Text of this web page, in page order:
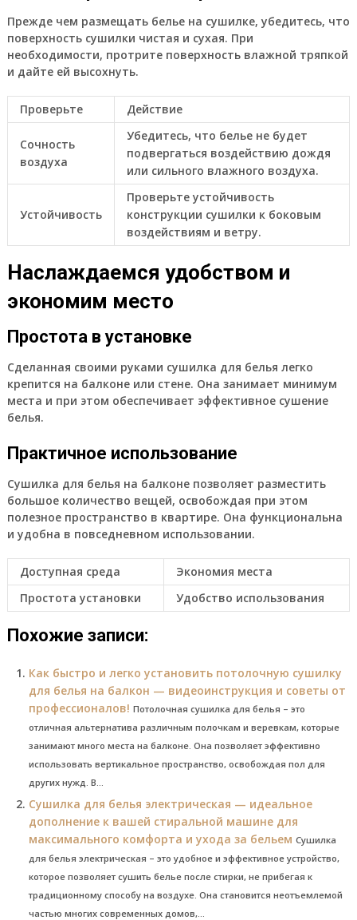
Прежде чем размещать белье на сушилке, убедитесь, что
поверхность сушилки чистая и сухая. При
необходимости, протрите поверхность влажной тряпкой
и дайте ей высохнуть.
Проверьте Действие
Сочность
воздуха
Убедитесь, что белье не будет
подвергаться воздействию дождя
или сильного влажного воздуха.
Устойчивость
Проверьте устойчивость
конструкции сушилки к боковым
воздействиям и ветру.
Наслаждаемся удобством и
экономим место
Простота в установке
Сделанная своими руками сушилка для белья легко
крепится на балконе или стене. Она занимает минимум
места и при этом обеспечивает эффективное сушение
белья.
Практичное использование
Сушилка для белья на балконе позволяет разместить
большое количество вещей, освобождая при этом
полезное пространство в квартире. Она функциональна
и удобна в повседневном использовании.
Доступная среда
Экономия места
Простота установки
Удобство использования
Похожие записи:
Как быстро и легко установить потолочную сушилку
для белья на балкон — видеоинструкция и советы от
профессионалов! Потолочная сушилка для белья – это
отличная альтернатива различным полочкам и веревкам, которые
занимают много места на балконе. Она позволяет эффективно
использовать вертикальное пространство, освобождая пол для
других нужд. В...
Сушилка для белья электрическая — идеальное
дополнение к вашей стиральной машине для
максимального комфорта и ухода за бельем Сушилка
для белья электрическая – это удобное и эффективное устройство,
которое позволяет сушить белье после стирки, не прибегая к
традиционному способу на воздухе. Она становится неотъемлемой
частью многих современных домов,...